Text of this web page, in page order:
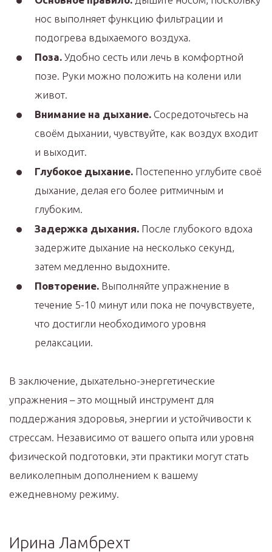
нос выполняет функцию фильтрации и
подогрева вдыхаемого воздуха.
Поза. Удобно сесть или лечь в комфортной
позе. Руки можно положить на колени или
живот.
Внимание на дыхание. Сосредоточьтесь на
своём дыхании, чувствуйте, как воздух входит
и выходит.
Глубокое дыхание. Постепенно углубите своё
дыхание, делая его более ритмичным и
глубоким.
Задержка дыхания. После глубокого вдоха
задержите дыхание на несколько секунд,
затем медленно выдохните.
Повторение. Выполняйте упражнение в
течение 5-10 минут или пока не почувствуете,
что достигли необходимого уровня
релаксации.
В заключение, дыхательно-энергетические
упражнения – это мощный инструмент для
поддержания здоровья, энергии и устойчивости к
стрессам. Независимо от вашего опыта или уровня
физической подготовки, эти практики могут стать
великолепным дополнением к вашему
ежедневному режиму.
Ирина Ламбрехт